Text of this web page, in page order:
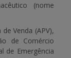
(nome
Venda (APV),
de Comércio
de Emergência